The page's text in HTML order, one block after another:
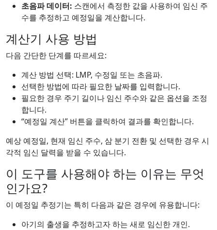
초음파 데이터: 스캔에서 측정한 값을 사용하여 임신 주
수를 추정하고 예정일을 계산합니다.
계산기 사용 방법
다음 간단한 단계를 따르세요:
계산 방법 선택: LMP, 수정일 또는 초음파.
선택한 방법에 따라 필요한 날짜를 입력합니다.
필요한 경우 주기 길이나 임신 주수와 같은 옵션을 조정
합니다.
“예정일 계산” 버튼을 클릭하여 결과를 확인합니다.
예상 예정일, 현재 임신 주수, 삼 분기 전환 및 선택한 경우 시
각적 임신 달력을 받을 수 있습니다.
이 도구를 사용해야 하는 이유는 무엇
인가요?
이 예정일 추정기는 특히 다음과 같은 경우에 유용합니다:
아기의 출생을 추정하고자 하는 새로 임신한 개인.